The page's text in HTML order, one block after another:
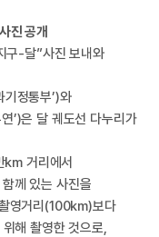
진 공개
구-달”사진 보내와
정통부’)와
’)은 달 궤도선 다누리가
거리에서
께 있는 사진을
영거리(100km)보다
해 촬영한 것으로,